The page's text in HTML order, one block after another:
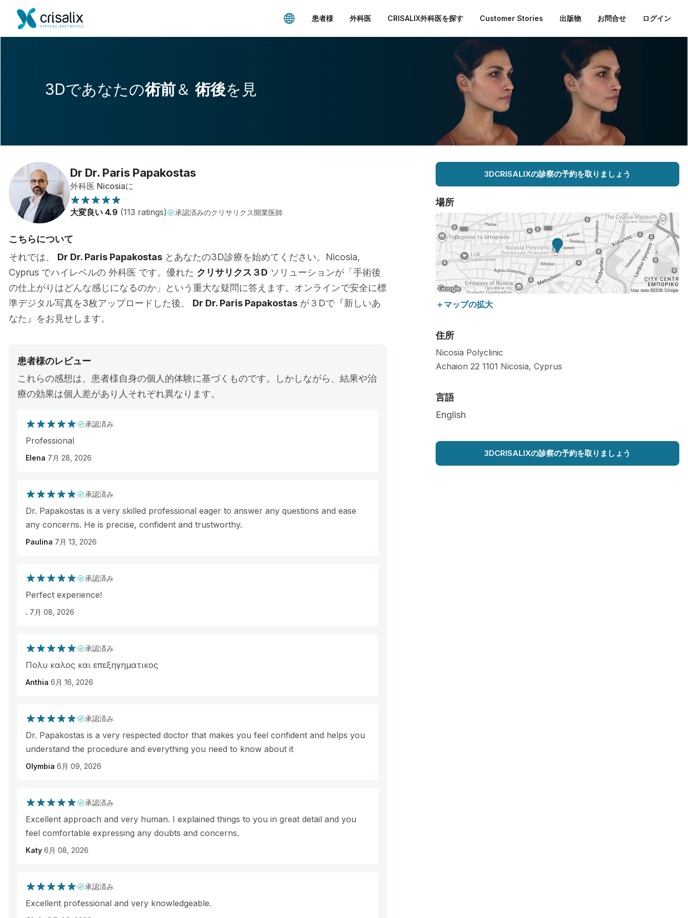
患者様 外科医 CRISALIX外科医を探す Customer Stories 出版物 お問合せ ログイン
3Dであなたの術前＆術後を見
Dr Dr. Paris Papakostas
外科医 Nicosiaに
大変良い 4.9 (113 ratings) 承認済みのクリサリクス開業医師
こちらについて
それでは、 Dr Dr. Paris Papakostas とあなたの3D診療を始めてください。Nicosia,
Cyprus でハイレベルの 外科医 です。優れた クリサリクス３D ソリューションが「手術後
の仕上がりはどんな感じになるのか」という重大な疑問に答えます。オンラインで安全に標
準デジタル写真を3枚アップロードした後、 Dr Dr. Paris Papakostas が３Dで『新しいあ
なた』をお見せします。
患者様のレビュー
これらの感想は、患者様自身の個人的体験に基づくものです。しかしながら、結果や治
療の効果は個人差があり人それぞれ異なります。
承認済み
Professional
Elena 7月 28, 2026
承認済み
Dr. Papakostas is a very skilled professional eager to answer any questions and ease
any concerns. He is precise, confident and trustworthy.
Paulina 7月 13, 2026
承認済み
Perfect experience!
. 7月 08, 2026
承認済み
Πολυ καλος και επεξηγηματικος
Anthia 6月 16, 2026
承認済み
Dr. Papakostas is a very respected doctor that makes you feel confident and helps you
understand the procedure and everything you need to know about it
Olymbia 6月 09, 2026
承認済み
Excellent approach and very human. I explained things to you in great detail and you
feel comfortable expressing any doubts and concerns.
Katy 6月 08, 2026
承認済み
Excellent professional and very knowledgeable.
3DCRISALIXの診察の予約を取りましょう
場所
＋マップの拡大
住所
Nicosia Polyclinic
Achaion 22 1101 Nicosia, Cyprus
言語
English
3DCRISALIXの診察の予約を取りましょう